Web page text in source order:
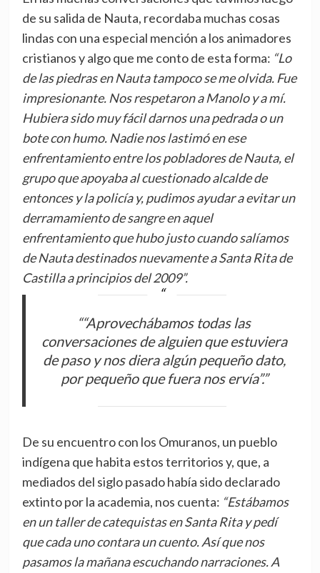
de su salida de Nauta, recordaba muchas cosas
lindas con una especial mención a los animadores
cristianos y algo que me conto de esta forma: “Lo
de las piedras en Nauta tampoco se me olvida. Fue
impresionante. Nos respetaron a Manolo y a mí.
Hubiera sido muy fácil darnos una pedrada o un
bote con humo. Nadie nos lastimó en ese
enfrentamiento entre los pobladores de Nauta, el
grupo que apoyaba al cuestionado alcalde de
entonces y la policía y, pudimos ayudar a evitar un
derramamiento de sangre en aquel
enfrentamiento que hubo justo cuando salíamos
de Nauta destinados nuevamente a Santa Rita de
Castilla a principios del 2009”.
““Aprovechábamos todas las
conversaciones de alguien que estuviera
de paso y nos diera algún pequeño dato,
por pequeño que fuera nos ervía”.”
De su encuentro con los Omuranos, un pueblo
indígena que habita estos territorios y, que, a
mediados del siglo pasado había sido declarado
extinto por la academia, nos cuenta: “Estábamos
en un taller de catequistas en Santa Rita y pedí
que cada uno contara un cuento. Así que nos
pasamos la mañana escuchando narraciones. A